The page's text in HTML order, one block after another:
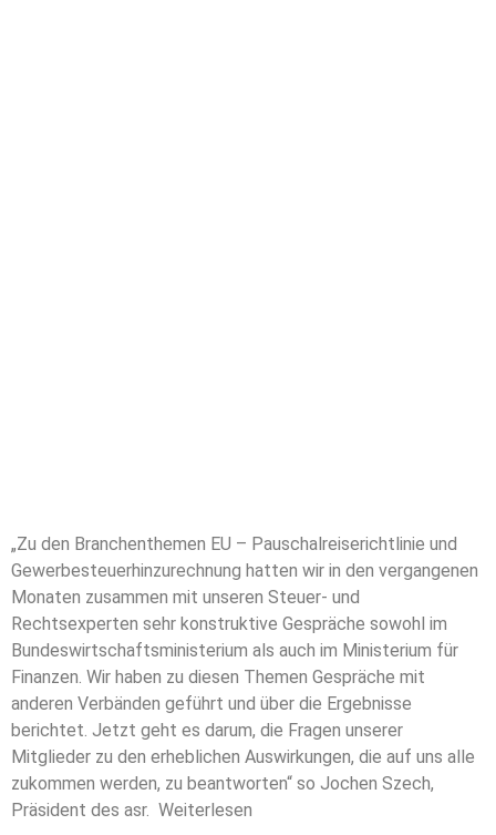
„Zu den Branchenthemen EU – Pauschalreiserichtlinie und
Gewerbesteuerhinzurechnung hatten wir in den vergangenen
Monaten zusammen mit unseren Steuer- und
Rechtsexperten sehr konstruktive Gespräche sowohl im
Bundeswirtschaftsministerium als auch im Ministerium für
Finanzen. Wir haben zu diesen Themen Gespräche mit
anderen Verbänden geführt und über die Ergebnisse
berichtet. Jetzt geht es darum, die Fragen unserer
Mitglieder zu den erheblichen Auswirkungen, die auf uns alle
zukommen werden, zu beantworten“ so Jochen Szech,
Präsident des asr. Weiterlesen